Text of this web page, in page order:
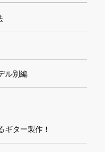
ル別編
ギター製作！